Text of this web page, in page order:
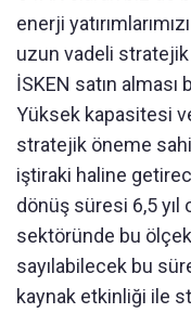
enerji
uzun vadeli
İSKEN satın alması
Yüksek kapasitesi
stratejik öneme
iştiraki haline
dönüş süresi 6,5 yıl
sektöründe bu
sayılabilecek bu
kaynak etkinliği ile